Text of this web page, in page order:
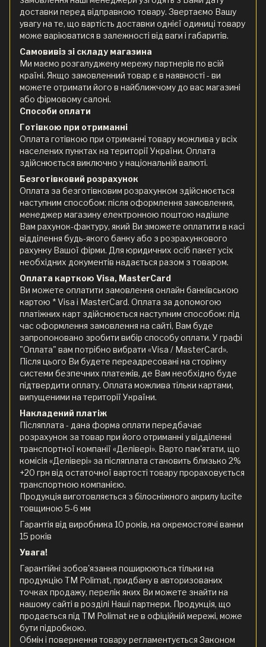
доставки перед відправкою товару. Звертаємо Вашу
увагу на те, що вартість доставки однієї одиниці товару
може варіюватися в залежності від ваги і габаритів.
Самовивіз зі складу магазина
Ми маємо розгалуджену мережу партнерів по всій
країні. Якщо замовленний товар є в наявності - ви
можете отримати його в найближчому до вас магазині
або фірмовому салоні.
Способи оплати
Готівкою при отриманні
Оплата готівкою при отриманні товару можлива у всіх
населених пунктах на території України. Оплата
здійснюється виключно у національній валюті.
Безготівковий розрахунок
Оплата за безготівковим розрахунком здійснюється
наступним способом: після оформлення замовлення,
менеджер магазину електронною поштою надішле
Вам рахунок-фактуру, який Ви зможете оплатити в касі
відділення будь-якого банку або з розрахункового
рахунку Вашої фірми. Для юридичних осіб пакет усіх
необхідних документів надається разом з товаром.
Оплата карткою Visa, MasterCard
Ви можете оплатити замовлення онлайн банківською
картою * Visa і MasterCard. Оплата за допомогою
платіжних карт здійснюється наступним способом: під
час оформлення замовлення на сайті, Вам буде
запропоновано зробити вибір способу оплати. У графі
"Оплата" вам потрібно вибрати «Visa / MasterCard».
Після цього Ви будете переадресовані на сторінку
системи безпечних платежів, де Вам необхідно буде
підтвердити оплату. Оплата можлива тільки картами,
випущеними на території України.
Накладений платіж
Післяплата - дана форма оплати передбачає
розрахунок за товар при його отриманні у відділенні
транспортної компанії «Делівері». Варто пам'ятати, що
комісія «Делівері» за післяплата становить близько 2%
+20 грн від остаточної вартості товару прораховується
транспортною компанією.
Продукція виготовляється з білосніжного акрилу lucite
товщиною 5-6 мм
Гарантія від виробника 10 років, на окремостоячі ванни
15 років
Увага!
Гарантійні зобов'язання поширюються тільки на
продукцію ТМ Polimat, придбану в авторизованих
точках продажу, перелік яких Ви можете знайти на
нашому сайті в розділі Наші партнери. Продукція, що
продається під ТМ Polimat не в офіційній мережі, може
бути підробкою.
Обмін і повернення товару регламентується Законом